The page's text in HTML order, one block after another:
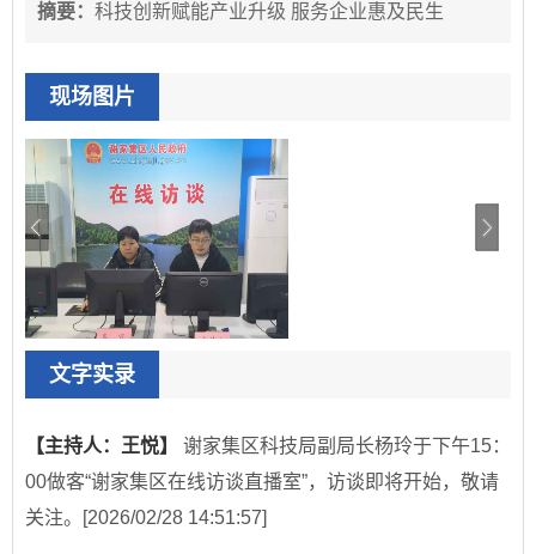
摘要： 科技创新赋能产业升级 服务企业惠及民生
现场图片
文字实录
【主持人：王悦】 谢家集区科技局副局长杨玲于下午15：
00做客“谢家集区在线访谈直播室”，访谈即将开始，敬请
关注。
[2026/02/28 14:51:57]